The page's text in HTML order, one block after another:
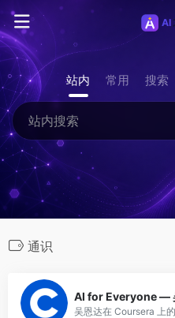
站内 常用 搜索
通识
AI for Everyone —